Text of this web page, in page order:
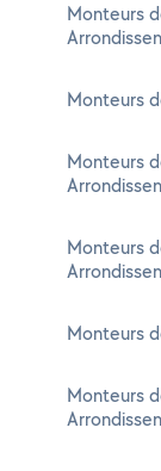
Monteurs
Monteurs
Monteurs
Monteurs
Monteurs
Monteurs